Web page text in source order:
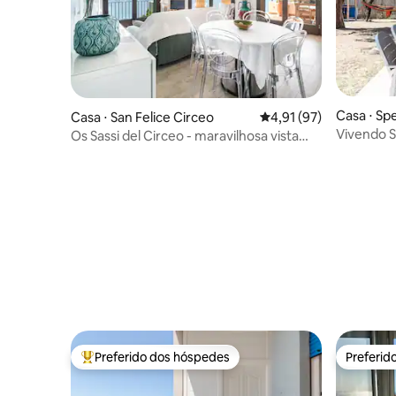
Casa ⋅ San Felice Circeo 4,91 de uma
4,91 (97)
Os Sassi del Circeo - maravilhosa vista
Casa ⋅
Vivendo
Entre os melhores preferidos dos hóspedes
Preferido dos hóspedes